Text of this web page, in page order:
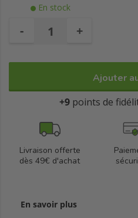
En stock
- +
Ajouter
+9 points de
Livraison offerte
dès 49€ d'achat
En savoir plus